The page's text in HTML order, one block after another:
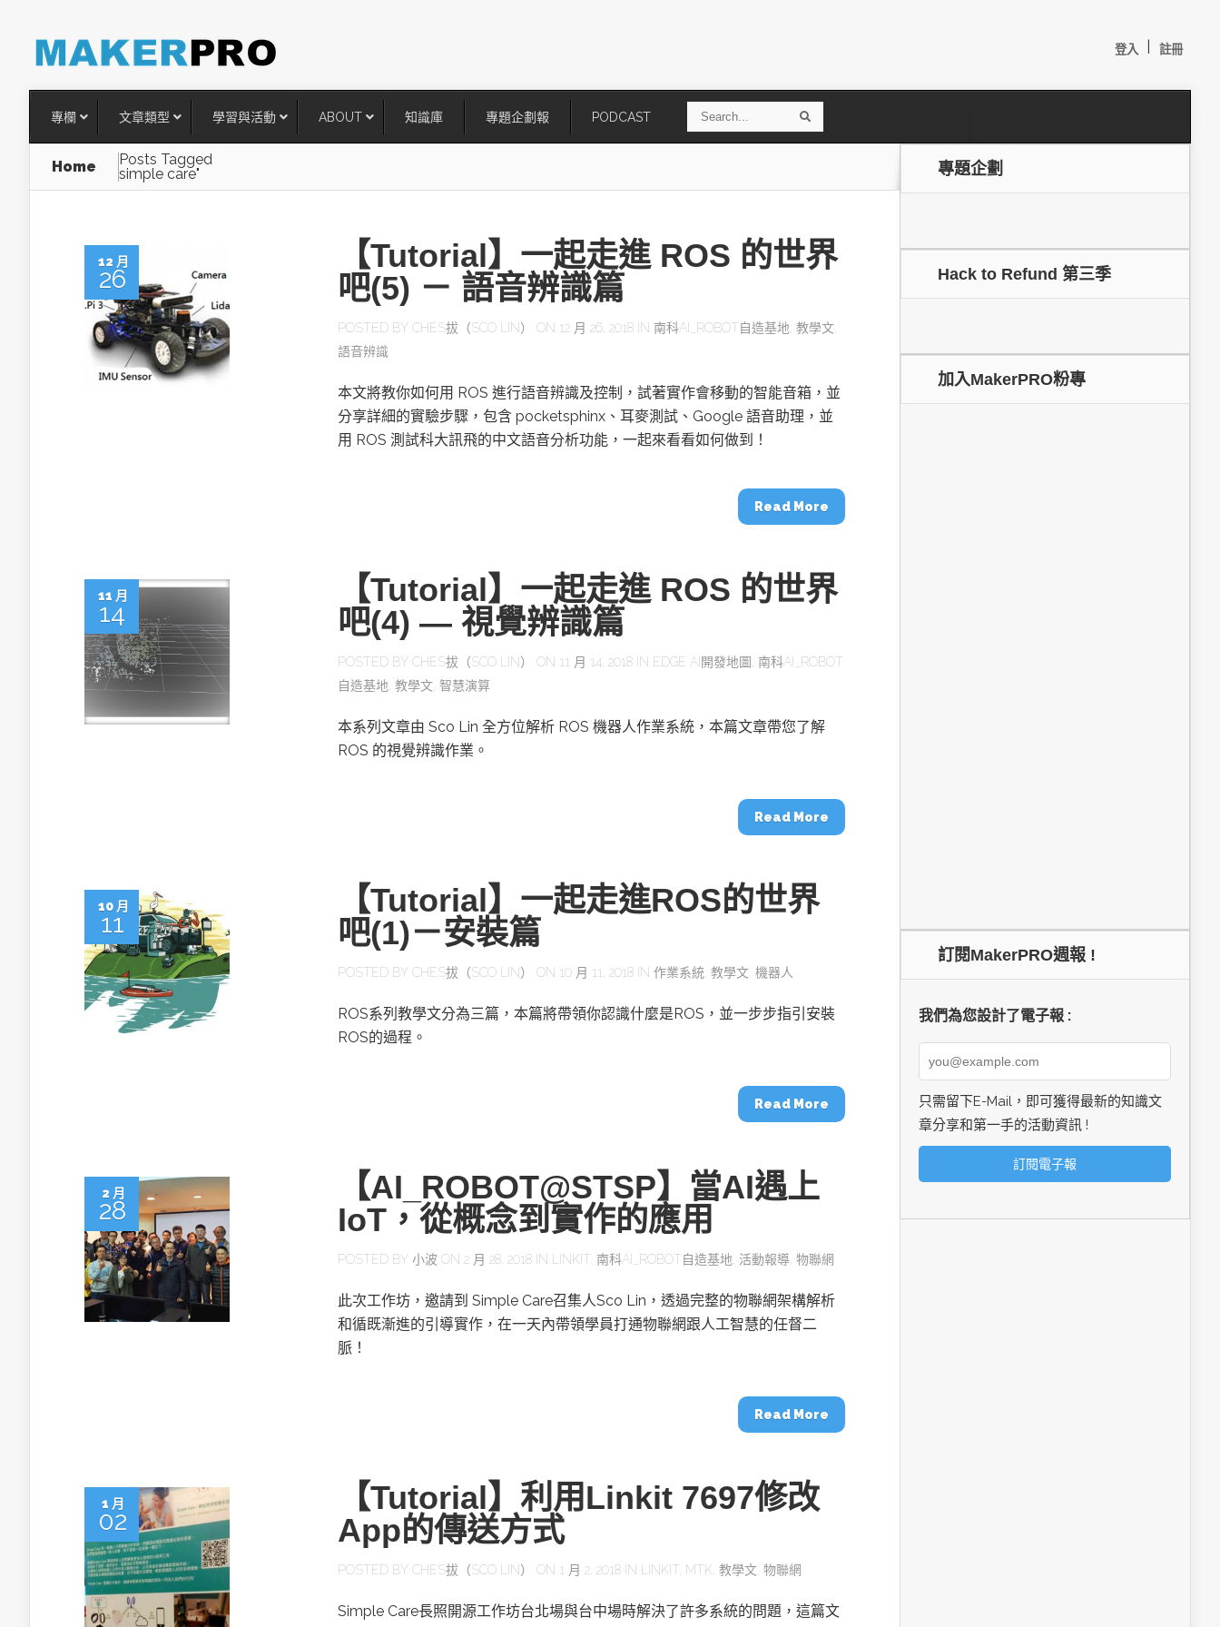
登入 註冊
專欄
英特爾技術驅動醫療外骨骼解決方案
以3D感知開啟智慧機器人新時代：從深度相機到
OpenVINO的邊緣智慧革命
【活動報導】Intel攜手生態系夥伴分享Edge AI機器
人應用部署實戰經驗
文章類型
台灣搶攻後矽時代半導體關鍵技
推探OpenAI Codex Micro專屬控
台
TensorFlow vs. PyTorch：AI框架
之戰，誰是最佳選擇？
創客開發板AI加速晶片觀察
學習與活動 ABOUT 知識庫 專題企劃報 PODCAST
a
r
r
Home
Posts Tagged
simple care"
12 月
26
【Tutorial】一起走進 ROS 的世界
吧(5) － 語音辨識篇
POSTED BY CHES拔（SCO LIN） ON 12 月 26, 2018 IN 南科AI_ROBOT自造基地 教學文
語音辨識
本文將教你如何用 ROS 進行語音辨識及控制，試著實作會移動的智能音箱，並
分享詳細的實驗步驟，包含 pocketsphinx、耳麥測試、Google 語音助理，並
用 ROS 測試科大訊飛的中文語音分析功能，一起來看看如何做到！
Read More
11 月
14
【Tutorial】一起走進 ROS 的世界
吧(4) — 視覺辨識篇
POSTED BY CHES拔（SCO LIN） ON 11 月 14, 2018 IN EDGE AI開發地圖
南科AI_ROBOT
自造基地 教學文 智慧演算
本系列文章由 Sco Lin 全方位解析 ROS 機器人作業系統，本篇文章帶您了解
ROS 的視覺辨識作業。
Read More
10 月
11
【Tutorial】一起走進ROS的世界
吧(1)－安裝篇
POSTED BY CHES拔（SCO LIN） ON 10 月 11, 2018 IN 作業系統 教學文 機器人
ROS系列教學文分為三篇，本篇將帶領你認識什麼是ROS，並一步步指引安裝
ROS的過程。
Read More
2 月
28
【AI_ROBOT@STSP】當AI遇上
IoT，從概念到實作的應用
POSTED BY 小波 ON 2 月 28, 2018 IN LINKIT 南科AI_ROBOT自造基地 活動報導 物聯網
此次工作坊，邀請到 Simple Care召集人Sco Lin，透過完整的物聯網架構解析
和循既漸進的引導實作，在一天內帶領學員打通物聯網跟人工智慧的任督二
脈！
Read More
1 月
02
【Tutorial】利用Linkit 7697修改
App的傳送方式
POSTED BY CHES拔（SCO LIN） ON 1 月 2, 2018 IN LINKIT MTK 教學文 物聯網
Simple Care長照開源工作坊台北場與台中場時解決了許多系統的問題，這篇文
專題企劃
Hack to Refund 第三季
加入MakerPRO粉專
訂閱MakerPRO週報 !
我們為您設計了電子報 :
只需留下E-Mail，即可獲得最新的知識文
章分享和第一手的活動資訊 !